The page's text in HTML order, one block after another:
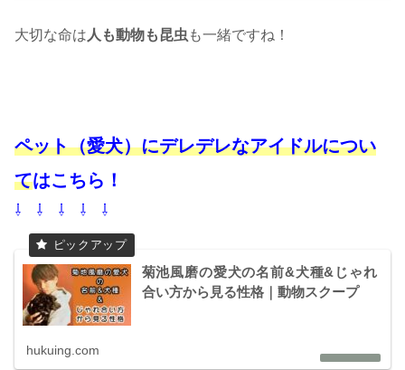
大切な命は 人も動物も昆虫 も一緒ですね！
ペット（愛犬）にデレデレなアイドルについ
てはこちら！
⇩ ⇩ ⇩ ⇩ ⇩
菊池風磨の愛犬の名前&犬種&じゃれ
合い方から見る性格｜動物スクープ
hukuing.com